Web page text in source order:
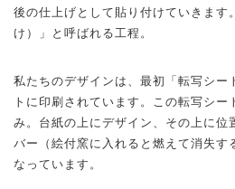
後の仕上げとして貼り付けていきます
け）」と呼ばれる工程。
私たちのデザインは、最初「転写シー
トに印刷されています。この転写シー
み。台紙の上にデザイン、その上に位
バー（絵付窯に入れると燃えて消失す
なっています。